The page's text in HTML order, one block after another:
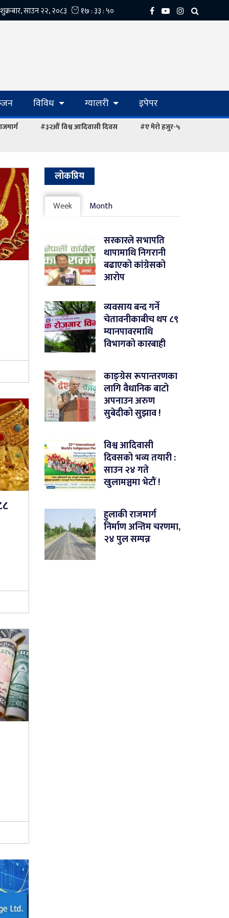
विविध ग्यालरी इपेपर
#३२औं विश्व आदिवासी दिवस #ए मेरो हजुर-५
लोकप्रिय
Week Month
सरकारले सभापति
थापामाथि निगरानी
बढाएको कांग्रेसको
आरोप
व्यवसाय बन्द गर्ने
चेतावनीकाबीच थप ८९
म्यानपावरमाथि
विभागको कारबाही
काङ्ग्रेस रूपान्तरणका
लागि वैधानिक बाटो
अपनाउन अरुण
सुबेदीको सुझाव !
विश्व आदिवासी
दिवसको भव्य तयारी :
साउन २४ गते
खुलामञ्चमा भेटौं !
हुलाकी राजमार्ग
निर्माण अन्तिम चरणमा,
२४ पुल सम्पन्न